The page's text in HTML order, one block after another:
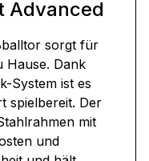
Advanced
sorgt für
Hause. Dank
System ist es
spielbereit. Der
mit
und